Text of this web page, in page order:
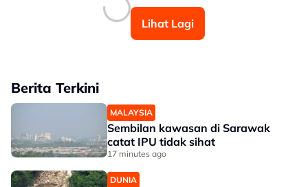
Lihat Lagi
Berita Terkini
MALAYSIA
Sembilan kawasan di Sarawak
catat IPU tidak sihat
17 minutes ago
DUNIA